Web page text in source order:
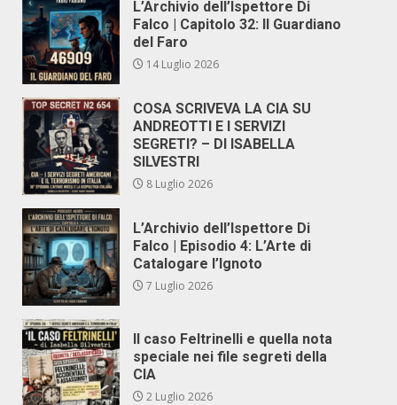
L’Archivio dell’Ispettore Di
Falco | Capitolo 32: Il Guardiano
del Faro
14 Luglio 2026
COSA SCRIVEVA LA CIA SU
ANDREOTTI E I SERVIZI
SEGRETI? – DI ISABELLA
SILVESTRI
8 Luglio 2026
L’Archivio dell’Ispettore Di
Falco | Episodio 4: L’Arte di
Catalogare l’Ignoto
7 Luglio 2026
Il caso Feltrinelli e quella nota
speciale nei file segreti della
CIA
2 Luglio 2026